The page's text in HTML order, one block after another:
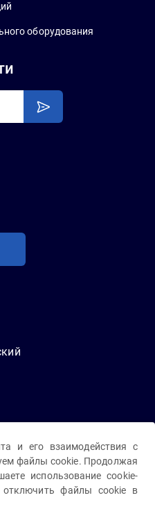
оборудования
и его взаимодействия с
файлы cookie. Продолжая
использование cookie-
файлы cookie в